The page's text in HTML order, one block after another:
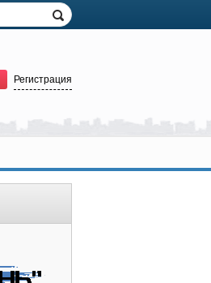
Регистрация